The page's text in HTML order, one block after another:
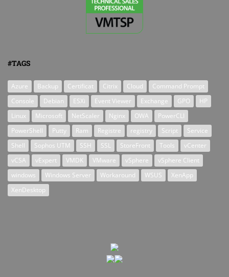
#TAGS
Azure Backup Certificat Citrix Cloud
Command Prompt
Console
Debian ESXi Event Viewer Exchange GPO
HP
Linux
Microsoft NetScaler Nginx OWA
PowerCLI
PowerShell
Putty Ram Registre registry Script
Service
Shell
Sophos UTM SSH SSL StoreFront Tools
vCenter
vCSA
vExpert VMDK VMware vSphere
vSphere Client
windows
Windows Server Workaround WSUS
XenApp
XenDesktop